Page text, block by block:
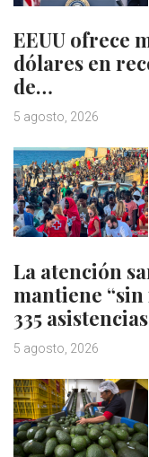
EEUU ofrece
dólares en
de…
5 agosto, 2026
La atención
mantiene
335
5 agosto, 2026